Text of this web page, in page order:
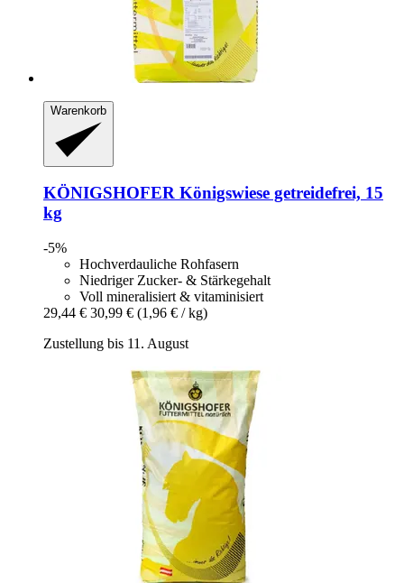
Warenkorb
KÖNIGSHOFER Königswiese getreidefrei, 15
kg
-5%
Hochverdauliche Rohfasern
Niedriger Zucker- & Stärkegehalt
Voll mineralisiert & vitaminisiert
29,44 € 30,99 € (1,96 € / kg)
Zustellung bis 11. August